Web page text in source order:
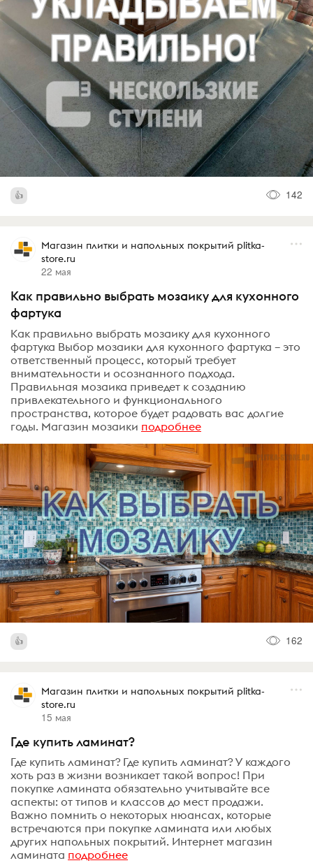
142
Магазин плитки и напольных покрытий plitka-
store.ru
22 мая
Как правильно выбрать мозаику для кухонного
фартука
Как правильно выбрать мозаику для кухонного
фартука Выбор мозаики для кухонного фартука – это
ответственный процесс, который требует
внимательности и осознанного подхода.
Правильная мозаика приведет к созданию
привлекательного и функционального
пространства, которое будет радовать вас долгие
годы. Магазин мозаики подробнее
162
Магазин плитки и напольных покрытий plitka-
store.ru
15 мая
Где купить ламинат?
Где купить ламинат? Где купить ламинат? У каждого
хоть раз в жизни возникает такой вопрос! При
покупке ламината обязательно учитывайте все
аспекты: от типов и классов до мест продажи.
Важно помнить о некоторых нюансах, которые
встречаются при покупке ламината или любых
других напольных покрытий. Интернет магазин
ламината подробнее